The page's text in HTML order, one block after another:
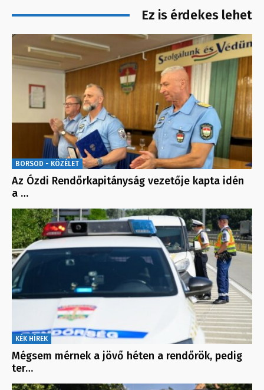
Ez is érdekes lehet
BORSOD - KÖZÉLET
Az Ózdi Rendőrkapitányság vezetője kapta idén
a …
KÉK HÍREK
Mégsem mérnek a jövő héten a rendőrök, pedig
ter…